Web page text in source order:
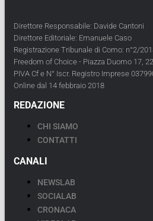
Direttore Responsabile: Davide Cantoni
Direttore Editoriale: Emanuele Caso
Registrazione Tribunale di Como: n°2/
Freedom of Choice - Piazza Duomo 17,
PIVA Cf e N° Iscr. Registro Imprese
Online dal 14 febbraio 2018
REDAZIONE
CHI SIAMO
CONTATTI
CANALI
NEWSLAB
SOCIALAB
CRONACA